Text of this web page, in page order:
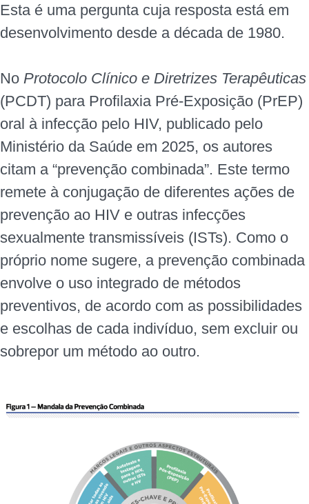
Esta é uma pergunta cuja resposta está em
desenvolvimento desde a década de 1980.
No Protocolo Clínico e Diretrizes Terapêuticas
(PCDT) para Profilaxia Pré-Exposição (PrEP)
oral à infecção pelo HIV, publicado pelo
Ministério da Saúde em 2025, os autores
citam a “prevenção combinada”. Este termo
remete à conjugação de diferentes ações de
prevenção ao HIV e outras infecções
sexualmente transmissíveis (ISTs). Como o
próprio nome sugere, a prevenção combinada
envolve o uso integrado de métodos
preventivos, de acordo com as possibilidades
e escolhas de cada indivíduo, sem excluir ou
sobrepor um método ao outro.